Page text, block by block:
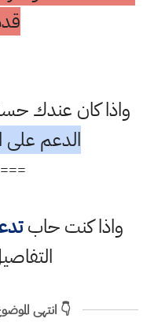
واذا كان عندك
الدعم على
واذا كنت حاب
👇 انتهى